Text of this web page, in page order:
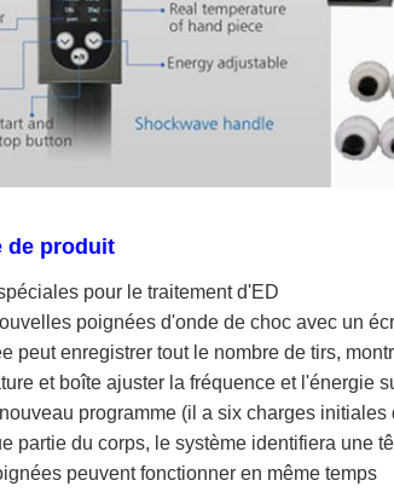
de produit
pour le traitement d'ED
poignées d'onde de choc avec un
peut enregistrer tout le nombre de tirs,
et boîte ajuster la fréquence et l'énergie
programme (il a six charges
partie du corps, le système identifiera une
peuvent fonctionner en même temps